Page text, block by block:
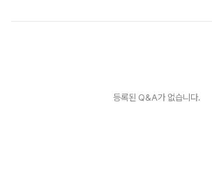
등록된 Q&A가 없습니다.